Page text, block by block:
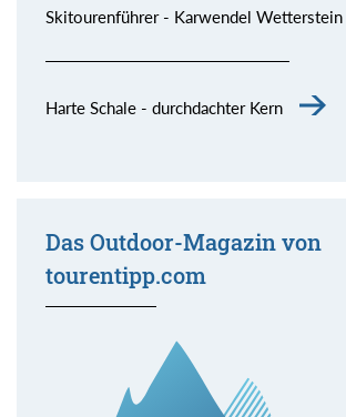
Skitourenführer - Karwendel Wetterstein
Harte Schale - durchdachter Kern
Das Outdoor-Magazin von
tourentipp.com